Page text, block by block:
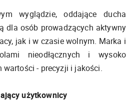
wyglądzie, oddające ducha
dla osób prowadzących aktywny
jak i w czasie wolnym. Marka i
nieodłącznych i wysoko
- precyzji i jakości.
użytkownicy